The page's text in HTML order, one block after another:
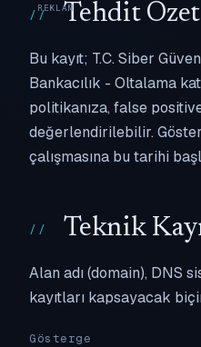
Tehdit
Bu kayıt; T.C. Siber
Bankacılık - Oltalama
politikanıza, false
değerlendirilebilir.
çalışmasına bu tarihi
Teknik
Alan adı (domain), DNS
kayıtları kapsayacak
Gösterge